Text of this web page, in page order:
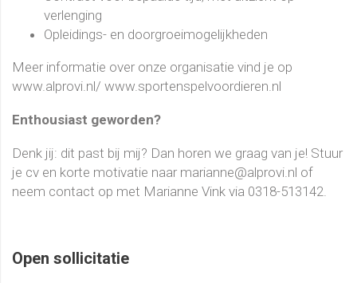
verlenging
Opleidings- en doorgroeimogelijkheden
Meer informatie over onze organisatie vind je op
www.alprovi.nl/ www.sportenspelvoordieren.nl
Enthousiast geworden?
Denk jij: dit past bij mij? Dan horen we graag van je! Stuur
je cv en korte motivatie naar marianne@alprovi.nl of
neem contact op met Marianne Vink via 0318-513142.
Open sollicitatie